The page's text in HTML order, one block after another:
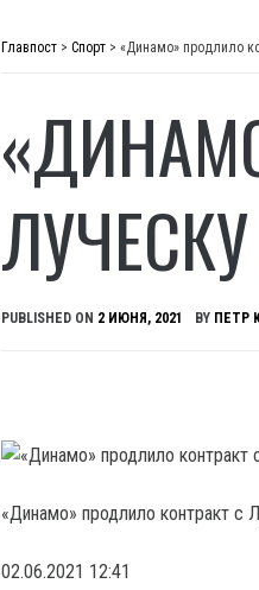
Главпост > Спорт > «Динамо» продлило
PUBLISHED ON 2 ИЮНЯ, 2021 BY ПЕТР
«Динамо» продлило контракт с
02.06.2021 12:41